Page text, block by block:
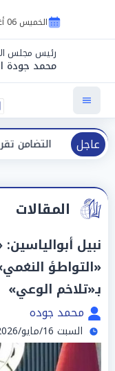
الخميس 06 أغسطس 2026
رئيس مجلس
محمد جودة
عاجل
تقرر دعم أسر ضحايا
المقالات
نبيل
«التواطؤ
بـ«تلاخم الوعي»
محمد جوده
السبت 16/مايو/2026 - 03:39 م